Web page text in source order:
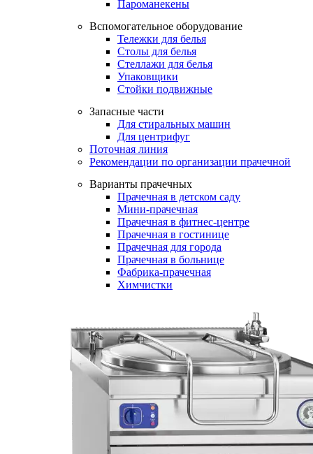
Пароманекены
Вспомогательное оборудование
Тележки для белья
Столы для белья
Стеллажи для белья
Упаковщики
Стойки подвижные
Запасные части
Для стиральных машин
Для центрифуг
Поточная линия
Рекомендации по организации прачечной
Варианты прачечных
Прачечная в детском саду
Мини-прачечная
Прачечная в фитнес-центре
Прачечная в гостинице
Прачечная для города
Прачечная в больнице
Фабрика-прачечная
Химчистки